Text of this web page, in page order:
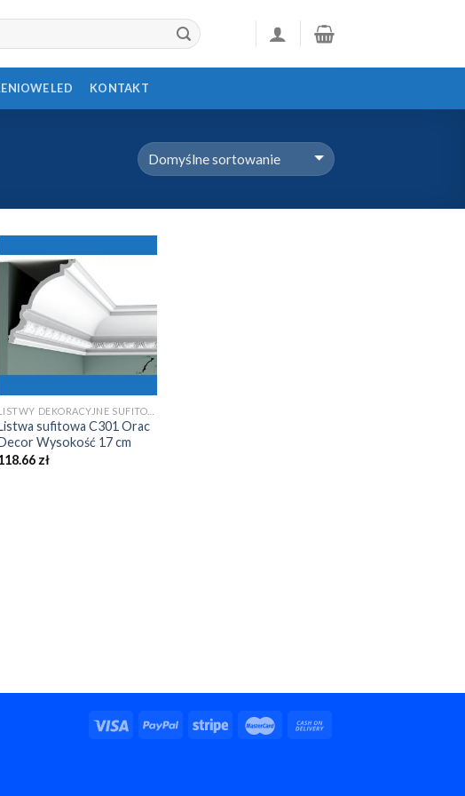
LED KONTAKT
sufitowa C301 Orac
Wysokość 17 cm
zł